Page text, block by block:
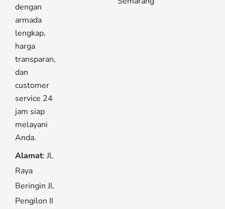
dengan
armada
lengkap,
harga
transparan,
dan
customer
service 24
jam siap
melayani
Anda.
Alamat: Jl.
Raya
Beringin Jl.
Pengilon II